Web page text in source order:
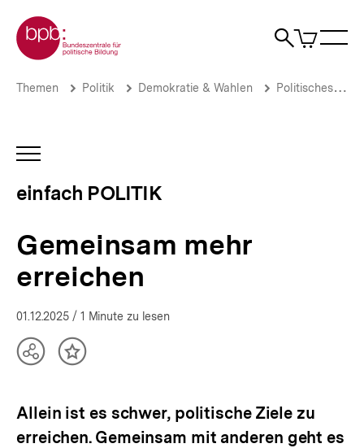
zum
Seiteninhalt
springen
Zur Startseite der bpb
Suche
Artikel
im
Gemeinsam
einfach
POLITIK
bpb.de
Brotkrümelnavigation
Pfadnavigation
Themen Politik Demokratie & Wahlen Politisches System
INHALTSNAVIGATION
einfach POLITIK
Gemeinsam mehr
erreichen
01.12.2025 / 1 Minute zu lesen
TeilenInhalt
Allein ist es schwer, politische Ziele zu
erreichen. Gemeinsam mit anderen geht es